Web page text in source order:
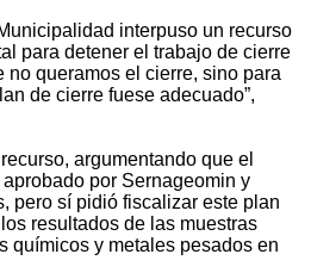
interpuso un recurso
para detener el trabajo de cierre
no queramos el cierre, sino para
de cierre fuese adecuado”,
argumentando que el
por Sernageomin y
pero sí pidió fiscalizar este plan
resultados de las muestras
químicos y metales pesados en